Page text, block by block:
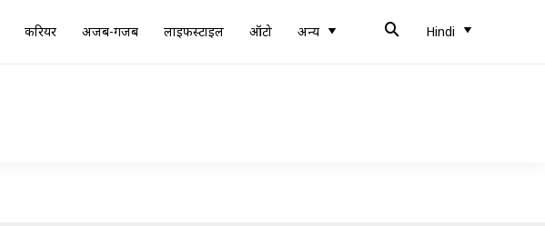
करियर अजब-गजब लाइफस्टाइल ऑटो अन्य Hindi